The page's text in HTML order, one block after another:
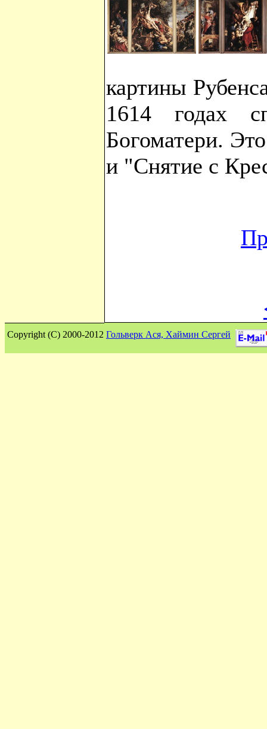
картины
1614 годах
Богоматери.
и "Снятие с
Сopyright (C) 2000-2012 Гольверк Ася, Хаймин Сергей